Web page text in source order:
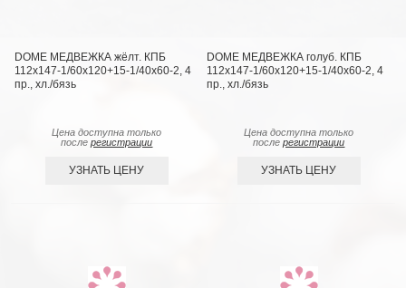
DOME МЕДВЕЖКА жёлт. КПБ
112х147-1/60х120+15-1/40х60-2, 4
пр., хл./бязь
Цена доступна только
послерегистрации
УЗНАТЬ ЦЕНУ
DOME МЕДВЕЖКА голуб. КПБ
112х147-1/60х120+15-1/40х60-2, 4
пр., хл./бязь
Цена доступна только
послерегистрации
УЗНАТЬ ЦЕНУ